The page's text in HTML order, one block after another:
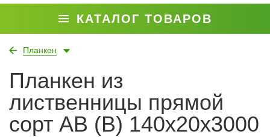
КАТАЛОГ ТОВАРОВ
Планкен
Планкен из
лиственницы прямой
сорт АВ (В) 140x20x3000